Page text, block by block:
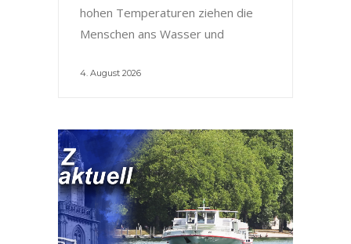
hohen Temperaturen ziehen die
Menschen ans Wasser und
4. August 2026